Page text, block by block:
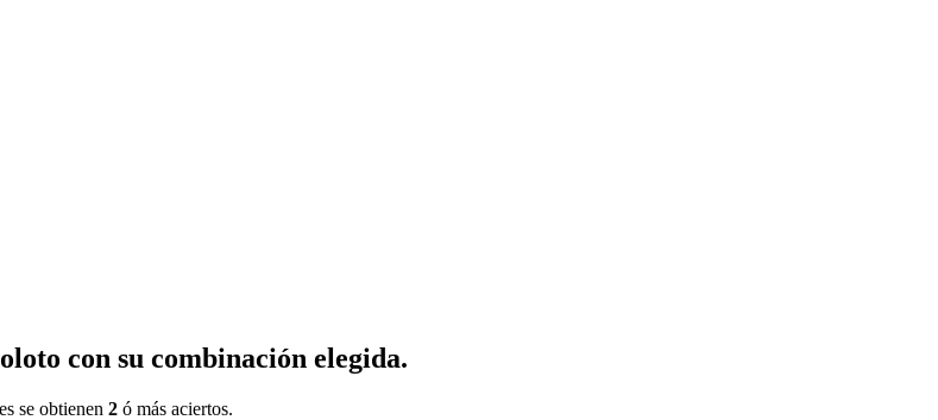
con su combinación elegida.
se obtienen 2 ó más aciertos.